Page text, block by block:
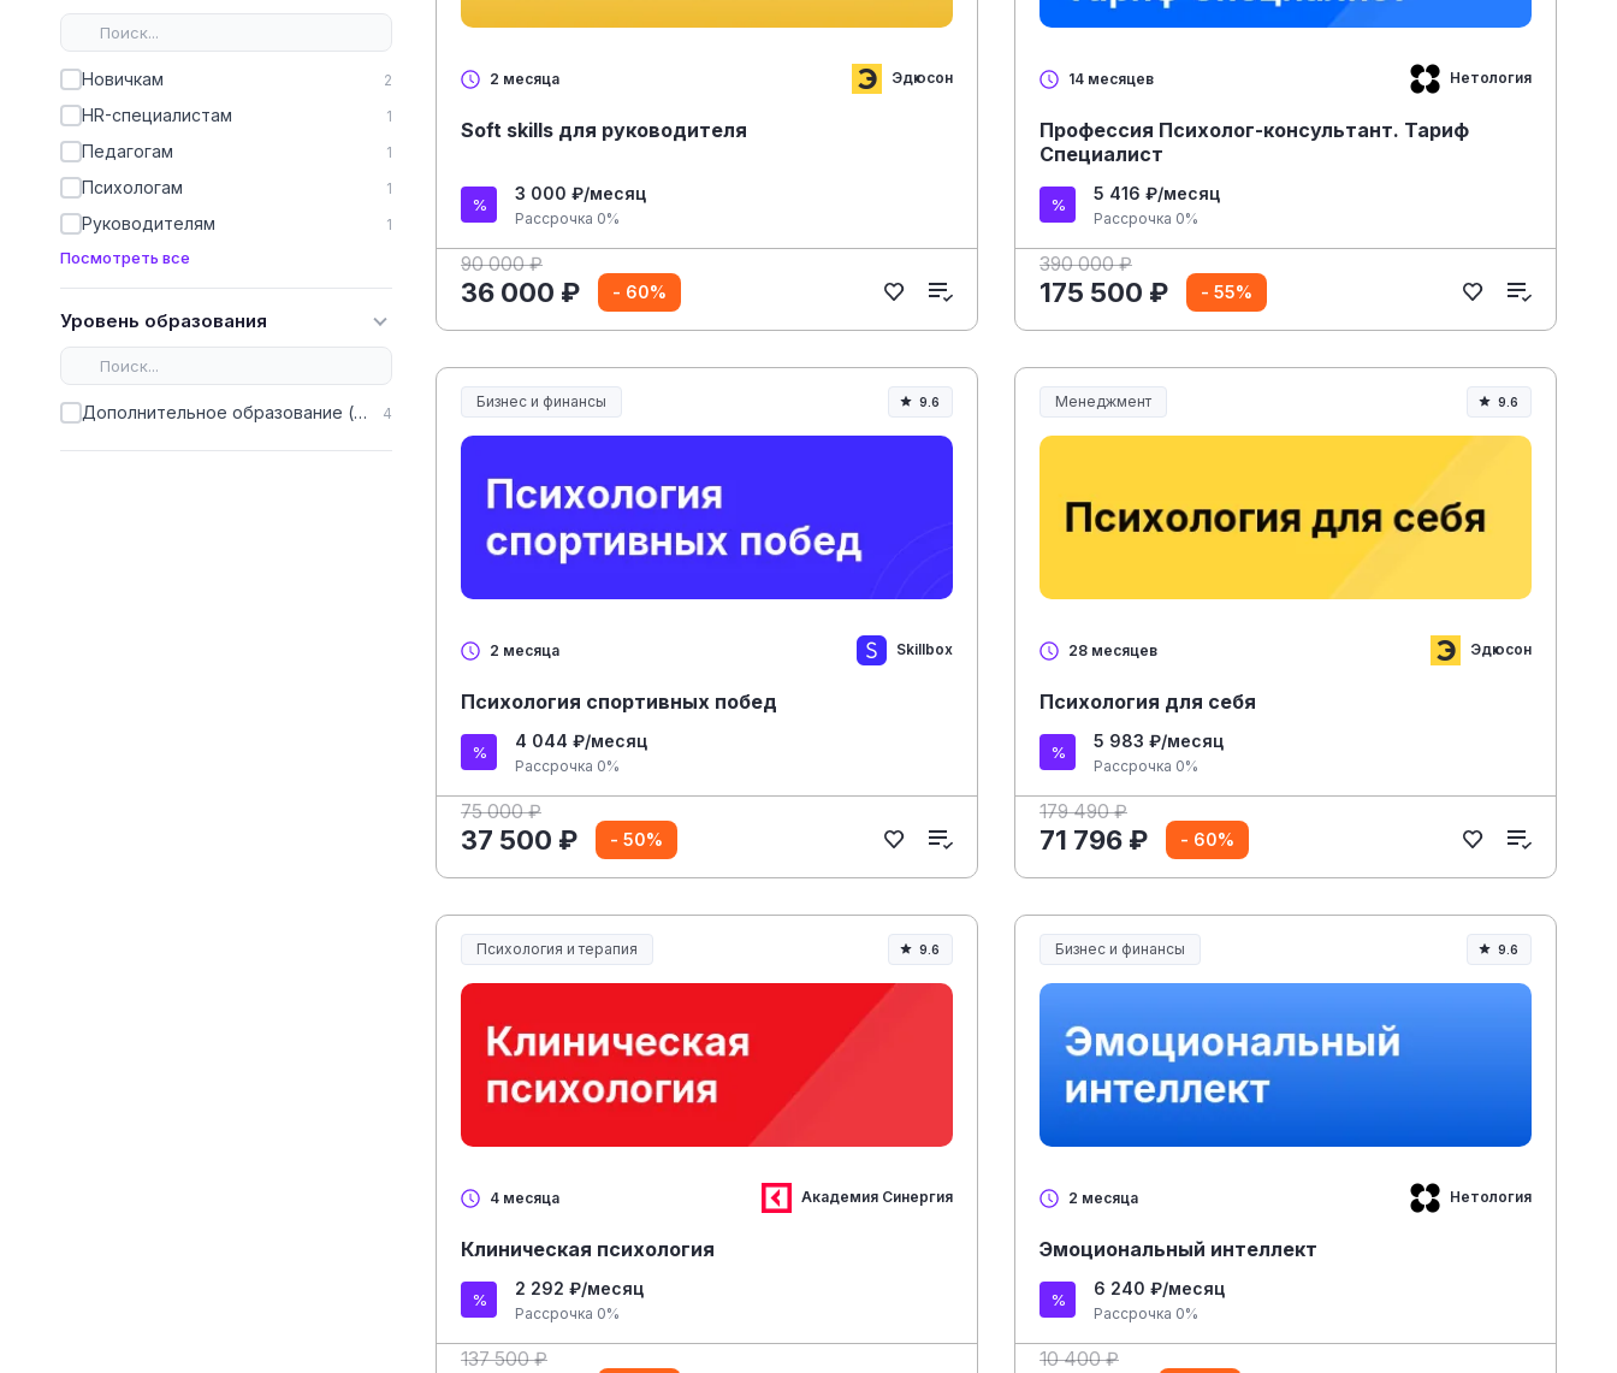
Новичкам 2
HR-специалистам 1
Педагогам 1
Психологам 1
Руководителям 1
Посмотреть все
Уровень образования
Дополнительное образование (ДПО) 4
2 месяца Эдюсон
Soft skills для руководителя
3 000 ₽/месяц
Рассрочка 0%
90 000 ₽
36 000 ₽ - 60%
14 месяцев Нетология
Профессия Психолог-консультант. Тариф
Специалист
5 416 ₽/месяц
Рассрочка 0%
390 000 ₽
175 500 ₽ - 55%
Бизнес и финансы 9.6
2 месяца Skillbox
Психология спортивных побед
4 044 ₽/месяц
Рассрочка 0%
75 000 ₽
37 500 ₽ - 50%
Менеджмент
Менеджмент и управление
9.6
28 месяцев Эдюсон
Психология для себя
5 983 ₽/месяц
Рассрочка 0%
179 490 ₽
71 796 ₽ - 60%
Психология и терапия 9.6
4 месяца Академия Синергия
Клиническая психология
2 292 ₽/месяц
Рассрочка 0%
137 500 ₽
Бизнес и финансы 9.6
2 месяца Нетология
Эмоциональный интеллект
6 240 ₽/месяц
Рассрочка 0%
10 400 ₽